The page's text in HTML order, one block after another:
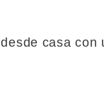
casa